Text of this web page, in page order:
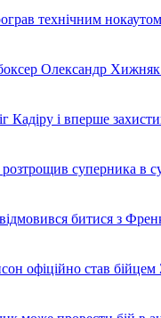
технічним
Олександр
Кадіру і вперше
суперника в
битися з
офіційно став